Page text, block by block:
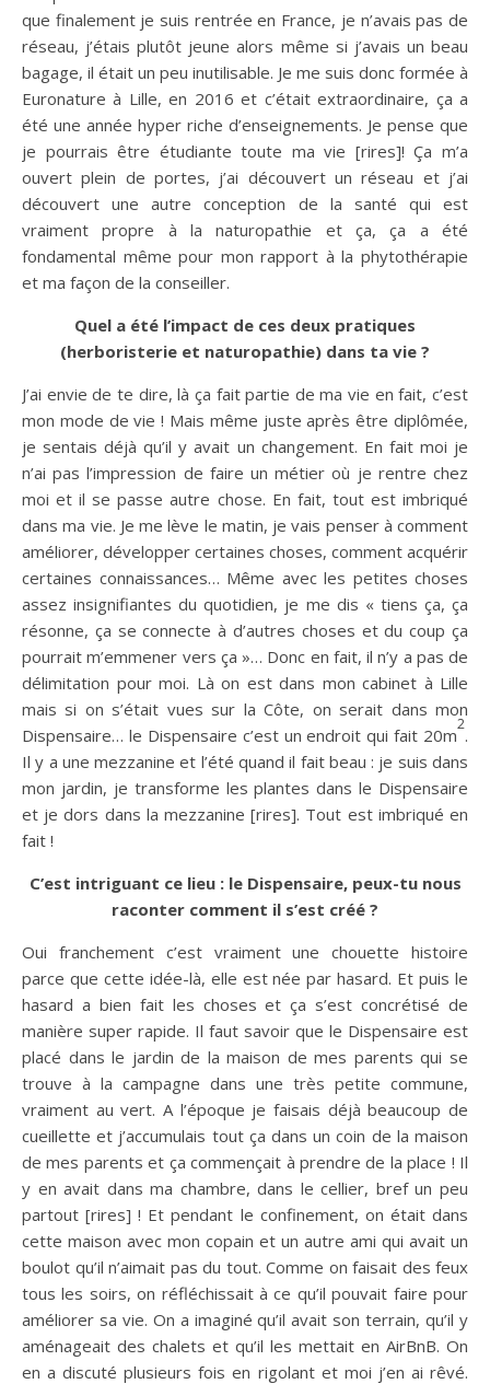
que finalement je suis rentrée en France, je n’avais pas de
réseau, j’étais plutôt jeune alors même si j’avais un beau
bagage, il était un peu inutilisable. Je me suis donc formée à
Euronature à Lille, en 2016 et c’était extraordinaire, ça a
été une année hyper riche d’enseignements. Je pense que
je pourrais être étudiante toute ma vie [rires]! Ça m’a
ouvert plein de portes, j’ai découvert un réseau et j’ai
découvert une autre conception de la santé qui est
vraiment propre à la naturopathie et ça, ça a été
fondamental même pour mon rapport à la phytothérapie
et ma façon de la conseiller.
Quel a été l’impact de ces deux pratiques
(herboristerie et naturopathie) dans ta vie ?
J’ai envie de te dire, là ça fait partie de ma vie en fait, c’est
mon mode de vie ! Mais même juste après être diplômée,
je sentais déjà qu’il y avait un changement. En fait moi je
n’ai pas l’impression de faire un métier où je rentre chez
moi et il se passe autre chose. En fait, tout est imbriqué
dans ma vie. Je me lève le matin, je vais penser à comment
améliorer, développer certaines choses, comment acquérir
certaines connaissances… Même avec les petites choses
assez insignifiantes du quotidien, je me dis « tiens ça, ça
résonne, ça se connecte à d’autres choses et du coup ça
pourrait m’emmener vers ça »… Donc en fait, il n’y a pas de
délimitation pour moi. Là on est dans mon cabinet à Lille
mais si on s’était vues sur la Côte, on serait dans mon
Dispensaire… le Dispensaire c’est un endroit qui fait 20m
2
.
Il y a une mezzanine et l’été quand il fait beau : je suis dans
mon jardin, je transforme les plantes dans le Dispensaire
et je dors dans la mezzanine [rires]. Tout est imbriqué en
fait !
C’est intriguant ce lieu : le Dispensaire, peux-tu nous
raconter comment il s’est créé ?
Oui franchement c’est vraiment une chouette histoire
parce que cette idée-là, elle est née par hasard. Et puis le
hasard a bien fait les choses et ça s’est concrétisé de
manière super rapide. Il faut savoir que le Dispensaire est
placé dans le jardin de la maison de mes parents qui se
trouve à la campagne dans une très petite commune,
vraiment au vert. A l’époque je faisais déjà beaucoup de
cueillette et j’accumulais tout ça dans un coin de la maison
de mes parents et ça commençait à prendre de la place ! Il
y en avait dans ma chambre, dans le cellier, bref un peu
partout [rires] ! Et pendant le confinement, on était dans
cette maison avec mon copain et un autre ami qui avait un
boulot qu’il n’aimait pas du tout. Comme on faisait des feux
tous les soirs, on réfléchissait à ce qu’il pouvait faire pour
améliorer sa vie. On a imaginé qu’il avait son terrain, qu’il y
aménageait des chalets et qu’il les mettait en AirBnB. On
en a discuté plusieurs fois en rigolant et moi j’en ai rêvé.